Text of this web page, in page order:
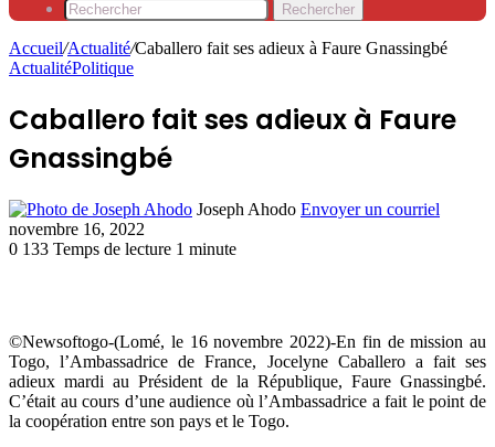
Rechercher
Accueil/Actualité/Caballero fait ses adieux à Faure Gnassingbé
ActualitéPolitique
Caballero fait ses adieux à Faure
Gnassingbé
Joseph Ahodo Envoyer un courriel
novembre 16, 2022
0 133 Temps de lecture 1 minute
©Newsoftogo-(Lomé, le 16 novembre 2022)-En fin de mission au
Togo, l’Ambassadrice de France, Jocelyne Caballero a fait ses
adieux mardi au Président de la République, Faure Gnassingbé.
C’était au cours d’une audience où l’Ambassadrice a fait le point de
la coopération entre son pays et le Togo.